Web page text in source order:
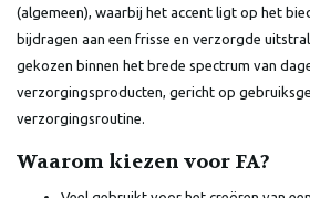
(algemeen), waarbij het accent ligt op het
bijdragen aan een frisse en verzorgde
gekozen binnen het brede spectrum van
verzorgingsproducten, gericht op
verzorgingsroutine.
Waarom kiezen voor FA?